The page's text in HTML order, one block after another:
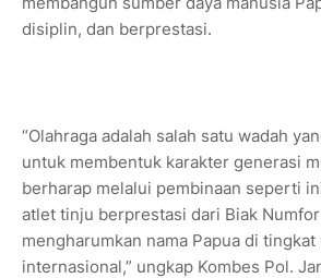
disiplin, dan berprestasi.
“Olahraga adalah salah satu wadah
untuk membentuk karakter generasi
berharap melalui pembinaan seperti
atlet tinju berprestasi dari Biak
mengharumkan nama Papua di
internasional,” ungkap Kombes Pol.